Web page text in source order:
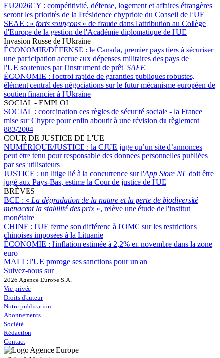
EU2026CY : compétitivité, défense, logement et affaires étrangères
seront les priorités de la Présidence chypriote du Conseil de l’UE
SEAE : « forts soupçons » de fraude dans l'attribution au Collège
d'Europe de la gestion de l'Académie diplomatique de l'UE
Invasion Russe de l'Ukraine
ÉCONOMIE/DÉFENSE : le Canada, premier pays tiers à sécuriser
une participation accrue aux dépenses militaires des pays de
l'UE soutenues par l'instrument de prêt 'SAFE'
ÉCONOMIE : l'octroi rapide de garanties publiques robustes,
élément central des négociations sur le futur mécanisme européen de
soutien financier à l'Ukraine
SOCIAL - EMPLOI
SOCIAL : coordination des règles de sécurité sociale - la France
mise sur Chypre pour enfin aboutir à une révision du règlement
883/2004
COUR DE JUSTICE DE L'UE
NUMÉRIQUE/JUSTICE : la CJUE juge qu’un site d’annonces
peut être tenu pour responsable des données personnelles publiées
par ses utilisateurs
JUSTICE : un litige lié à la concurrence sur l'App Store NL doit être
jugé aux Pays-Bas, estime la Cour de justice de l'UE
BRÈVES
BCE : « La dégradation de la nature et la perte de biodiversité
menacent la stabilité des prix », relève une étude de l'institut
monétaire
CHINE : l'UE ferme son différend à l'OMC sur les restrictions
chinoises imposées à la Lituanie
ÉCONOMIE : l'inflation estimée à 2,2% en novembre dans la zone
euro
MALI : l'UE proroge ses sanctions pour un an
Suivez-nous sur
2026 Agence Europe S.A.
Vie privée
Droits d'auteur
Notre publication
Abonnements
Société
Rédaction
Contact